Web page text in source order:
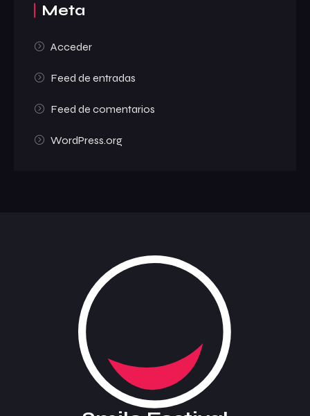
Meta
Acceder
Feed de entradas
Feed de comentarios
WordPress.org